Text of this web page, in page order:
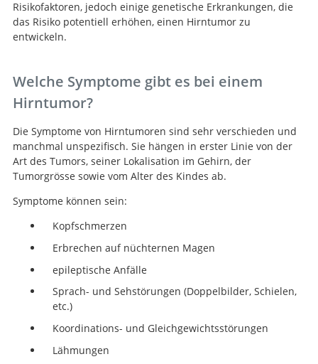
Risikofaktoren, jedoch einige genetische Erkrankungen, die
das Risiko potentiell erhöhen, einen Hirntumor zu
entwickeln.
Welche Symptome gibt es bei einem
Hirntumor?
Die Symptome von Hirntumoren sind sehr verschieden und
manchmal unspezifisch. Sie hängen in erster Linie von der
Art des Tumors, seiner Lokalisation im Gehirn, der
Tumorgrösse sowie vom Alter des Kindes ab.
Symptome können sein:
Kopfschmerzen
Erbrechen auf nüchternen Magen
epileptische Anfälle
Sprach- und Sehstörungen (Doppelbilder, Schielen,
etc.)
Koordinations- und Gleichgewichtsstörungen
Lähmungen